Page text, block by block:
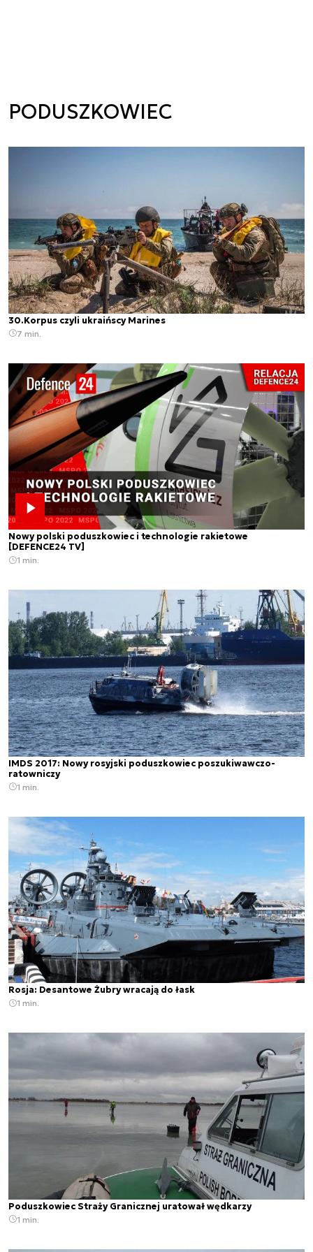
PODUSZKOWIEC
30.Korpus czyli ukraińscy Marines
7 min.
Nowy polski poduszkowiec i technologie rakietowe
[DEFENCE24 TV]
1 min.
IMDS 2017: Nowy rosyjski poduszkowiec poszukiwawczo-
ratowniczy
1 min.
Rosja: Desantowe Żubry wracają do łask
1 min.
Poduszkowiec Straży Granicznej uratował wędkarzy
1 min.